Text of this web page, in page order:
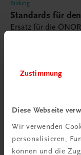
Zustimmung
Diese Webseite
Wir verwenden
personalisieren,
können und die
Bildung
Standards für
Ersatz für die